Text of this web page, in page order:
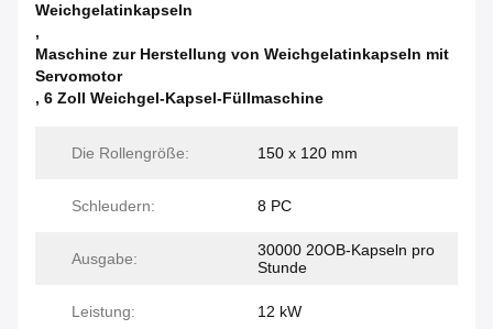
Weichgelatinkapseln
,
Maschine zur Herstellung von Weichgelatinkapseln mit
Servomotor
, 6 Zoll Weichgel-Kapsel-Füllmaschine
Die Rollengröße: 150 x 120 mm
Schleudern: 8 PC
Ausgabe:
30000 20OB-Kapseln pro
Stunde
Leistung: 12 kW